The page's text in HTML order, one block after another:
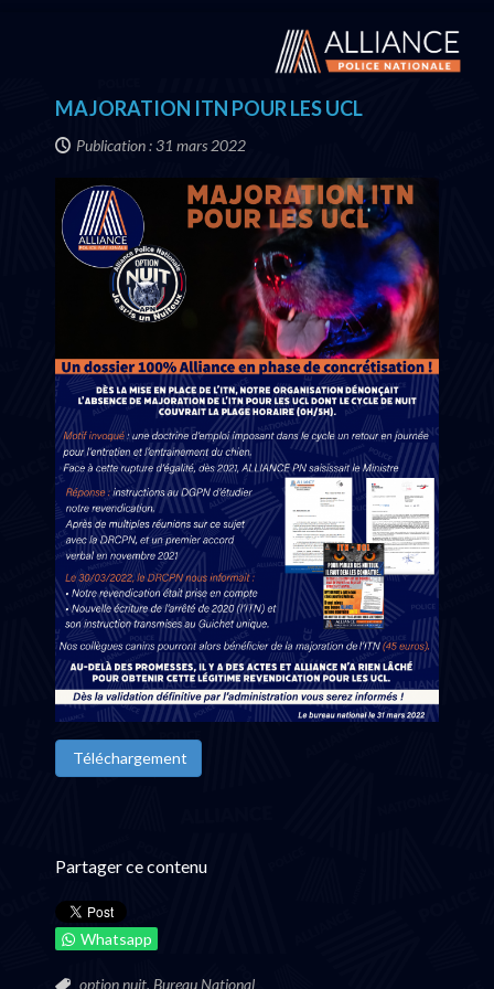
MAJORATION ITN POUR LES UCL
Publication : 31 mars 2022
Téléchargement
Partager ce contenu
Whatsapp
option nuit, Bureau National